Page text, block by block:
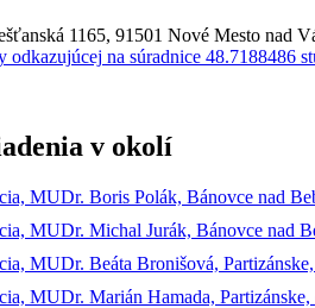
1165, 91501 Nové Mesto nad
v okolí
MUDr. Boris Polák, Bánovce nad
MUDr. Michal Jurák, Bánovce nad
MUDr. Beáta Bronišová,
MUDr. Marián Hamada,